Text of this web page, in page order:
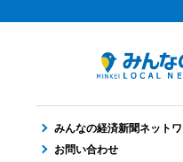
みんなの経済新聞ネット
お問い合わせ